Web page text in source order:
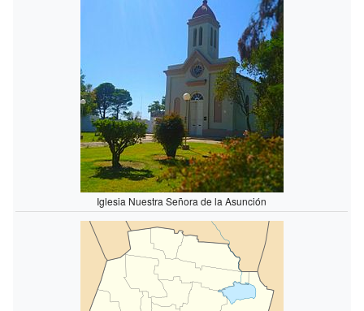
Iglesia Nuestra Señora de la Asunción